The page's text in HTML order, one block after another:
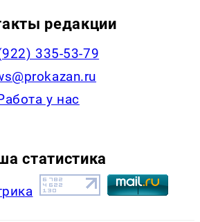
редакции
335-53-79
у нас
статистика